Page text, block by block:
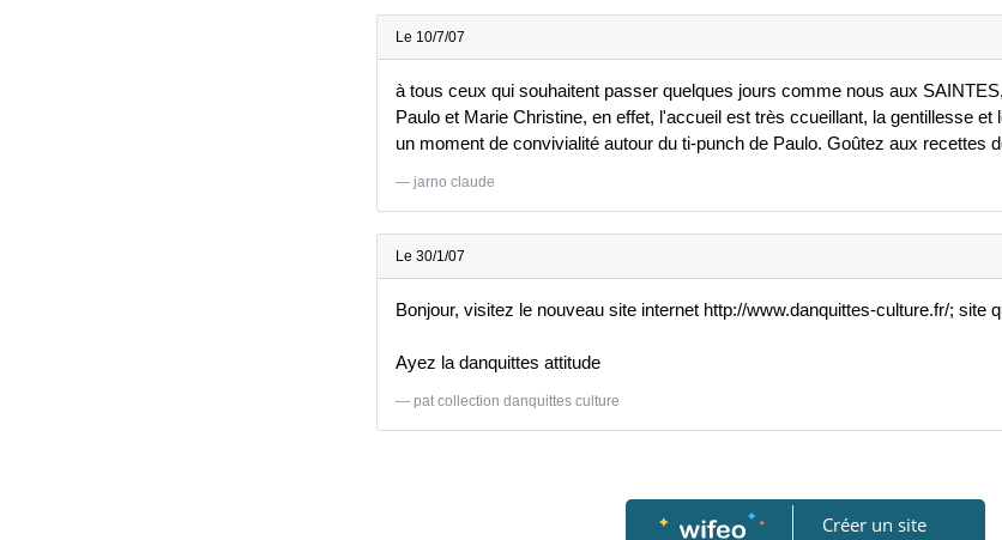
Le 10/7/07
à tous ceux qui souhaitent passer quelques jours comme nous aux
Paulo et Marie Christine, en effet, l'accueil est très ccueillant, la gentillesse
un moment de convivialité autour du ti-punch de Paulo. Goûtez aux recettes
jarno claude
Le 30/1/07
Bonjour, visitez le nouveau site internet http://www.danquittes-culture.fr/; site
Ayez la danquittes attitude
pat collection danquittes culture
Créer un site